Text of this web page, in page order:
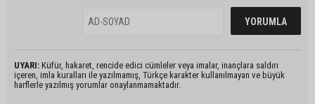
UYARI: Küfür, hakaret, rencide edici cümleler veya imalar, inançlara saldırı
içeren, imla kuralları ile yazılmamış, Türkçe karakter kullanılmayan ve büyük
harflerle yazılmış yorumlar onaylanmamaktadır.